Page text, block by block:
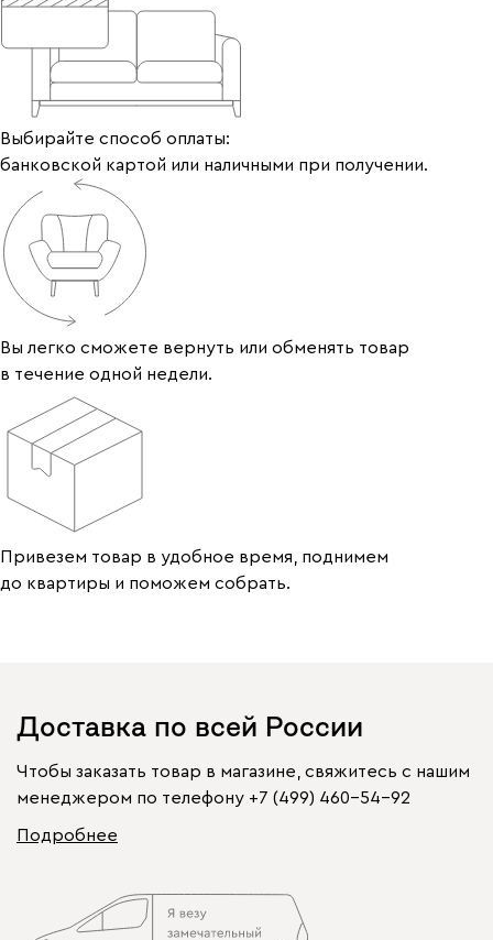
Выбирайте способ оплаты:
банковской картой или наличными при получении.
Вы легко сможете вернуть или обменять товар
в течение одной недели.
Привезем товар в удобное время, поднимем
до квартиры и поможем собрать.
Доставка по всей России
Чтобы заказать товар в магазине, свяжитесь с нашим
менеджером по телефону +7 (499) 460-54-92
Подробнее